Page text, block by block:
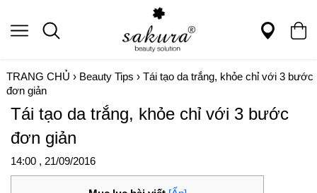
TRANG CHỦ › Beauty Tips › Tái tạo da trắng, khỏe chỉ với 3 bước
đơn giản
Tái tạo da trắng, khỏe chỉ với 3 bước
đơn giản
14:00 , 21/09/2016